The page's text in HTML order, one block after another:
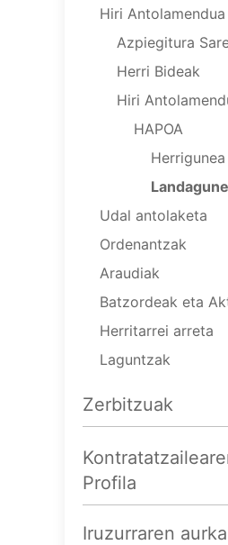
Hiri Antolamendua
Azpiegitura
Herri Bideak
Hiri
HAPOA
Herrigunea
Udal antolaketa
Ordenantzak
Araudiak
Batzordeak eta
Herritarrei arreta
Laguntzak
Zerbitzuak
Profila
Iruzurraren